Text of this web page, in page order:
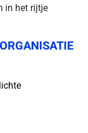
in het rijtje